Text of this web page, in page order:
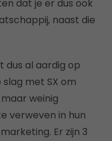
dat je er dus ook
naast die
dus al aardig op
met SX om
weinig
verweven in hun
Er zijn 3